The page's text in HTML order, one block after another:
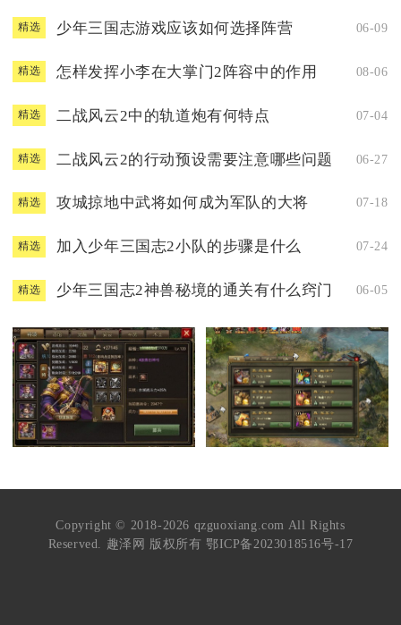
精选 少年三国志游戏应该如何选择阵营 06-09
精选 怎样发挥小李在大掌门2阵容中的作用 08-06
精选 二战风云2中的轨道炮有何特点 07-04
精选 二战风云2的行动预设需要注意哪些问题 06-27
精选 攻城掠地中武将如何成为军队的大将 07-18
精选 加入少年三国志2小队的步骤是什么 07-24
精选 少年三国志2神兽秘境的通关有什么窍门 06-05
Copyright © 2018-2026 qzguoxiang.com All Rights
Reserved. 趣泽网 版权所有 鄂ICP备2023018516号-17